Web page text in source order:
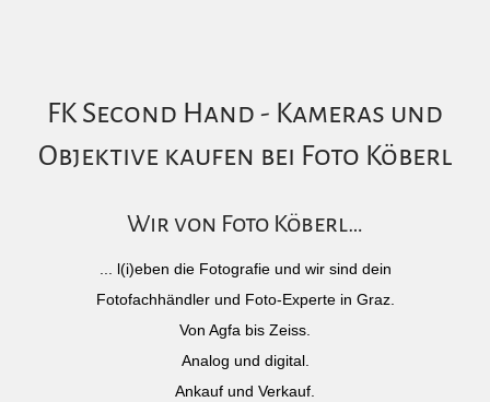
FK Second Hand - Kameras und
Objektive kaufen bei Foto Köberl
Wir von Foto Köberl…
... l(i)eben die Fotografie und wir sind dein
Fotofachhändler und Foto-Experte in Graz.
Von Agfa bis Zeiss.
Analog und digital.
Ankauf und Verkauf.